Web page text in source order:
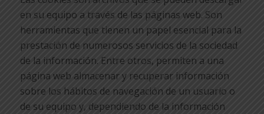
en su equipo a través de las páginas web. Son
herramientas que tienen un papel esencial para la
prestación de numerosos servicios de la sociedad
de la información. Entre otros, permiten a una
página web almacenar y recuperar información
sobre los hábitos de navegación de un usuario o
de su equipo y, dependiendo de la información